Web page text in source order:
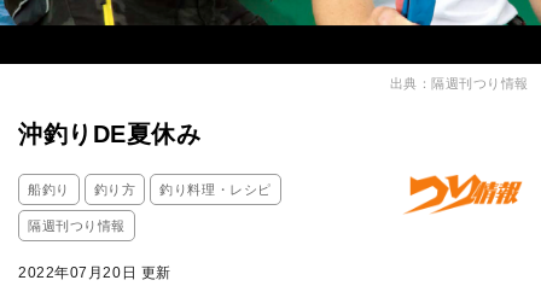
出典：隔週刊つり情報
沖釣りDE夏休み
船釣り 釣り方 釣り料理・レシピ
隔週刊つり情報
2022年07月20日 更新